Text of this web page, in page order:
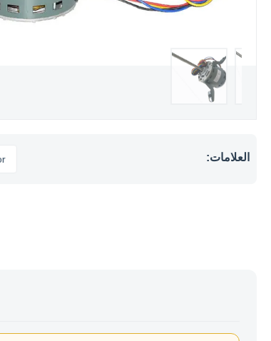
العلامات: